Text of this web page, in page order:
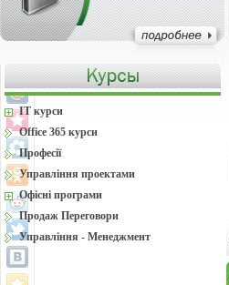
IT курси
Office 365 курси
Професії
Управління проектами
Офісні програми
Продаж Переговори
Управління - Менеджмент